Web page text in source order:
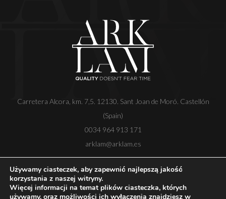
Carretera Alcora, km. 7,5. 12130. Sant Joan de Moró. Castellón
(Spain)
0034 964 913 171
arklam@arklam.es
Copyright Nota prawna Polityka prywatności
Używamy ciasteczek, aby zapewnić najlepszą jakość
korzystania z naszej witryny.
Więcej informacji na temat plików ciasteczka, których
używamy, oraz możliwości ich wyłączenia znajdziesz w